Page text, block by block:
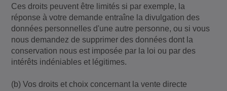
Ces droits peuvent être limités si par exemple, la
réponse à votre demande entraîne la divulgation des
données personnelles d'une autre personne, ou si vous
nous demandez de supprimer des données dont la
conservation nous est imposée par la loi ou par des
intérêts indéniables et légitimes.
(b) Vos droits et choix concernant la vente directe